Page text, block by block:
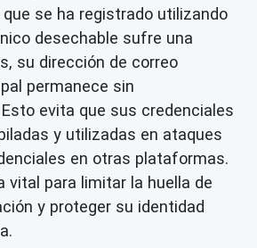
se ha registrado utilizando
desechable sufre una
su dirección de correo
permanece sin
evita que sus credenciales
y utilizadas en ataques
en otras plataformas.
vital para limitar la huella de
y proteger su identidad